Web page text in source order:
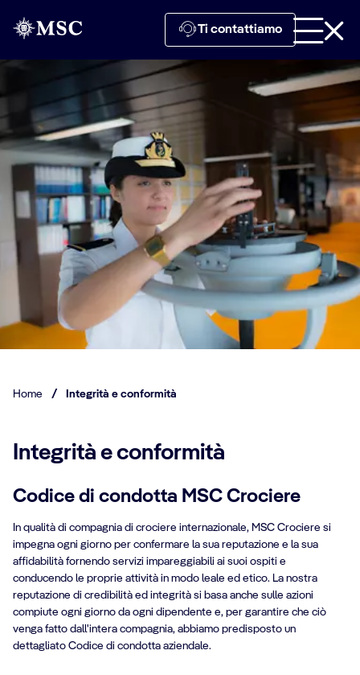
Ti contattiamo
Home / Integrità e conformità
Integrità e conformità
Codice di condotta MSC Crociere
In qualità di compagnia di crociere internazionale, MSC Crociere si
impegna ogni giorno per confermare la sua reputazione e la sua
affidabilità fornendo servizi impareggiabili ai suoi ospiti e
conducendo le proprie attività in modo leale ed etico. La nostra
reputazione di credibilità ed integrità si basa anche sulle azioni
compiute ogni giorno da ogni dipendente e, per garantire che ciò
venga fatto dall'intera compagnia, abbiamo predisposto un
dettagliato Codice di condotta aziendale.